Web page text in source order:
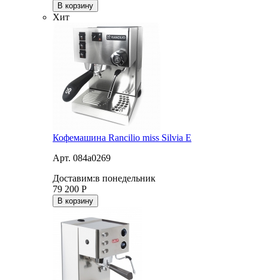
В корзину
Хит
Кофемашина Rancilio miss Silvia E
Арт. 084a0269
Доставим:в понедельник
79 200 Р
В корзину